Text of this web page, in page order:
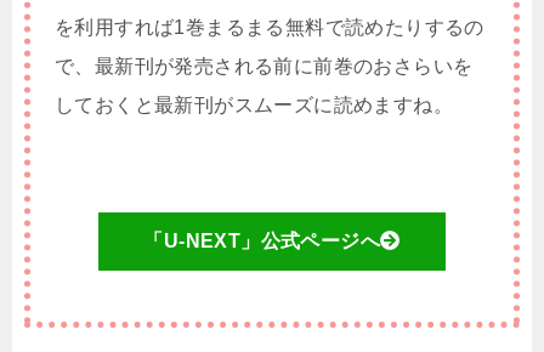
を利用すれば1巻まるまる無料で読めたりするの
で、最新刊が発売される前に前巻のおさらいを
しておくと最新刊がスムーズに読めますね。
「U-NEXT」公式ページへ